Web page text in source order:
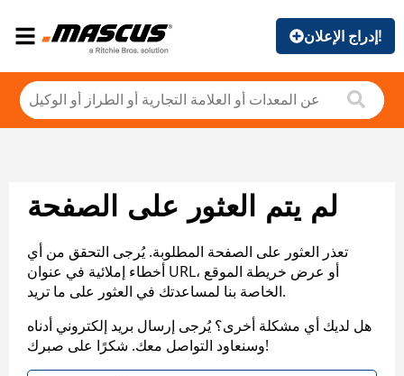
إدراج الإعلان!
لم يتم العثور على الصفحة
تعذر العثور على الصفحة المطلوبة. يُرجى التحقق من أي
أخطاء إملائية في عنوان URL، أو عرض خريطة الموقع
الخاصة بنا لمساعدتك في العثور على ما تريد.
هل لديك أي مشكلة أخرى؟ يُرجى إرسال بريد إلكتروني أدناه
وسنعاود التواصل معك. شكرًا على صبرك!